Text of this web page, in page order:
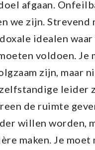
afgaan.
we zijn. Strevend
idealen
voldoen.
zijn, maar
leider
de ruimte
willen worden,
maken. Je moet